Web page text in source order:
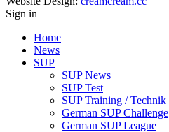
Sign in
Home
News
SUP
SUP News
SUP Test
SUP Training / Technik
German SUP Challenge
German SUP League